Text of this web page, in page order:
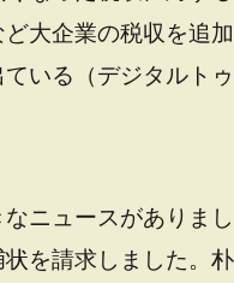
大企業の税収を追
いる（デジタルトゥ
ニュースがありま
を請求しました。